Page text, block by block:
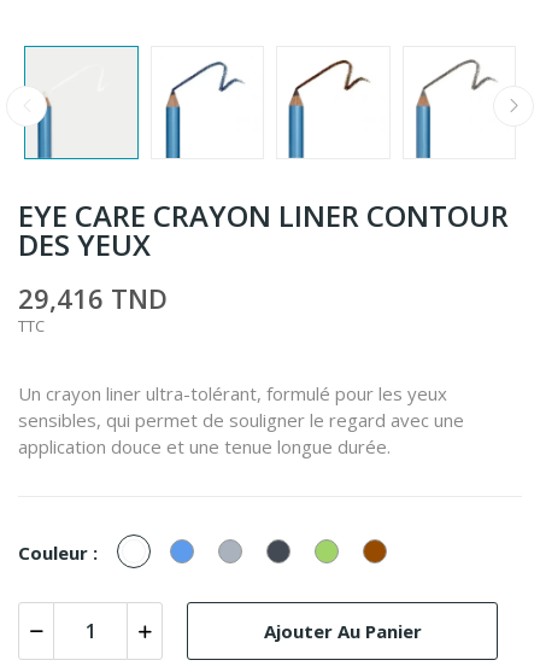
EYE CARE CRAYON LINER CONTOUR
DES YEUX
29,416 TND
TTC
Un crayon liner ultra-tolérant, formulé pour les yeux
sensibles, qui permet de souligner le regard avec une
application douce et une tenue longue durée.
Couleur : Blanc Bleu Gris Noir Vert Marron
Ajouter Au Panier